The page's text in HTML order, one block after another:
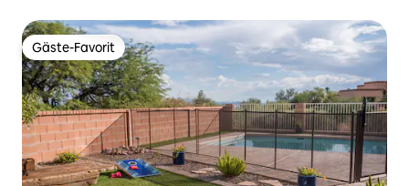
Gäste-Favorit
Gäste-Favorit